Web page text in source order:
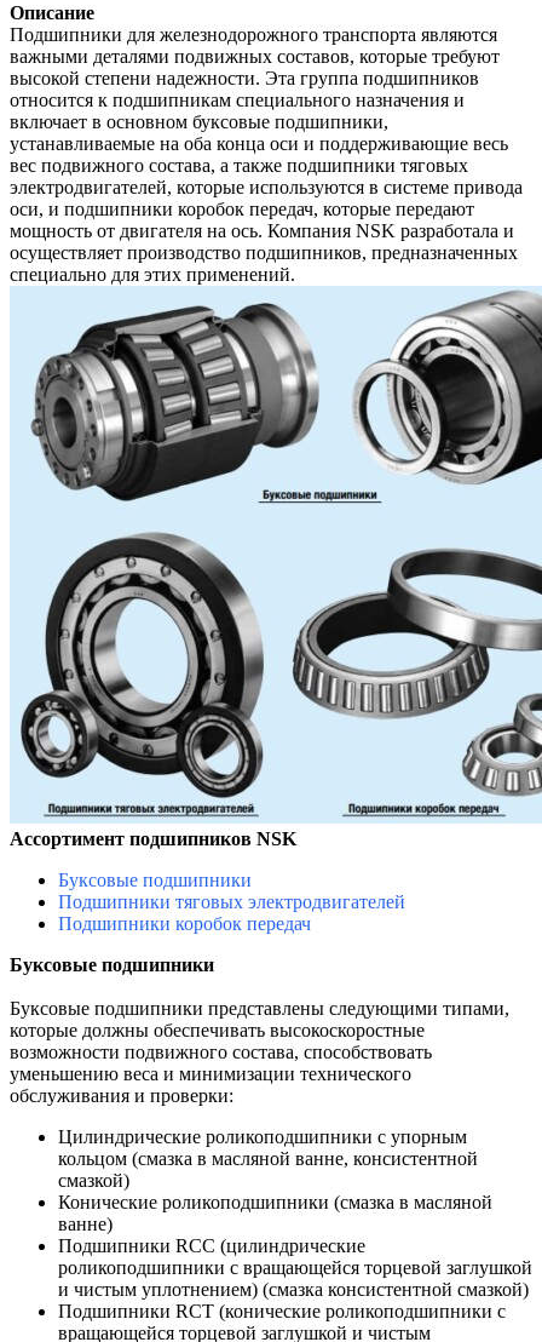
Описание
Подшипники для железнодорожного транспорта являются
важными деталями подвижных составов, которые требуют
высокой степени надежности. Эта группа подшипников
относится к подшипникам специального назначения и
включает в основном буксовые подшипники,
устанавливаемые на оба конца оси и поддерживающие весь
вес подвижного состава, а также подшипники тяговых
электродвигателей, которые используются в системе привода
оси, и подшипники коробок передач, которые передают
мощность от двигателя на ось. Компания NSK разработала и
осуществляет производство подшипников, предназначенных
специально для этих применений.
Ассортимент подшипников NSK
Буксовые подшипники
Подшипники тяговых электродвигателей
Подшипники коробок передач
Буксовые подшипники
Буксовые подшипники представлены следующими типами,
которые должны обеспечивать высокоскоростные
возможности подвижного состава, способствовать
уменьшению веса и минимизации технического
обслуживания и проверки:
Цилиндрические роликоподшипники с упорным
кольцом (смазка в масляной ванне, консистентной
смазкой)
Конические роликоподшипники (смазка в масляной
ванне)
Подшипники RCC (цилиндрические
роликоподшипники с вращающейся торцевой заглушкой
и чистым уплотнением) (смазка консистентной смазкой)
Подшипники RCT (конические роликоподшипники с
вращающейся торцевой заглушкой и чистым